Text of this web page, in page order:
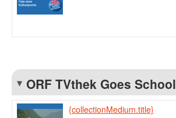
ORF TVthek Goes School
{collectionMedium.title}